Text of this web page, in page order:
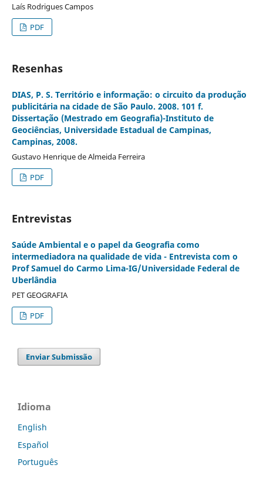
Laís Rodrigues Campos
PDF
Resenhas
DIAS, P. S. Território e informação: o circuito da produção
publicitária na cidade de São Paulo. 2008. 101 f.
Dissertação (Mestrado em Geografia)-Instituto de
Geociências, Universidade Estadual de Campinas,
Campinas, 2008.
Gustavo Henrique de Almeida Ferreira
PDF
Entrevistas
Saúde Ambiental e o papel da Geografia como
intermediadora na qualidade de vida - Entrevista com o
Prof Samuel do Carmo Lima-IG/Universidade Federal de
Uberlândia
PET GEOGRAFIA
PDF
Enviar Submissão
Idioma
English
Español
Português